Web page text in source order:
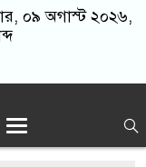
০৯ অগাস্ট ২০২৬,